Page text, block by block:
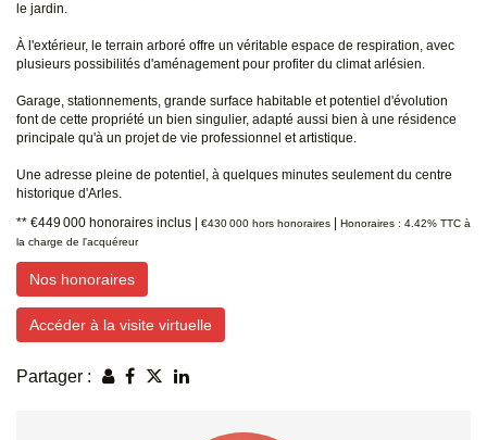
le jardin.
À l'extérieur, le terrain arboré offre un véritable espace de respiration, avec
plusieurs possibilités d'aménagement pour profiter du climat arlésien.
Garage, stationnements, grande surface habitable et potentiel d'évolution
font de cette propriété un bien singulier, adapté aussi bien à une résidence
principale qu'à un projet de vie professionnel et artistique.
Une adresse pleine de potentiel, à quelques minutes seulement du centre
historique d'Arles.
** €449 000 honoraires inclus €430 000 hors honoraires
Honoraires : 4.42% TTC à
la charge de l'acquéreur
Nos honoraires
Accéder à la visite virtuelle
Partager :